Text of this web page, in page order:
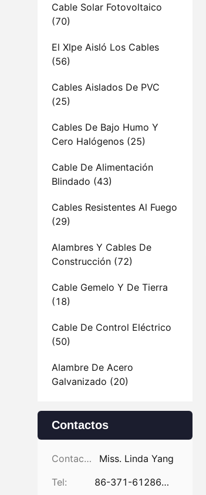
Cable Solar Fotovoltaico
(70)
El Xlpe Aisló Los Cables
(56)
Cables Aislados De PVC
(25)
Cables De Bajo Humo Y
Cero Halógenos (25)
Cable De Alimentación
Blindado (43)
Cables Resistentes Al Fuego
(29)
Alambres Y Cables De
Construcción (72)
Cable Gemelo Y De Tierra
(18)
Cable De Control Eléctrico
(50)
Alambre De Acero
Galvanizado (20)
Contactos
Contactos:
Miss. Linda Yang
Tel:
86-371-61286031